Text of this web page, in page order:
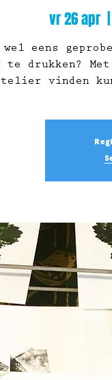
vr 26 apr
wel eens
te drukken?
vinden